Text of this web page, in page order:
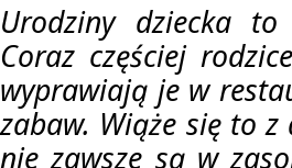
Urodziny dziecka
Coraz częściej
wyprawiają je w
zabaw. Wiąże się to
nie zawsze są w